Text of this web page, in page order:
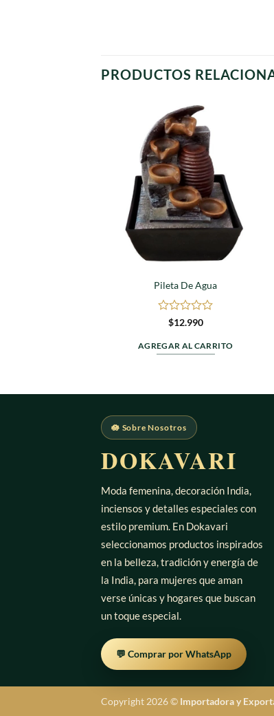
PRODUCTOS
Pileta De Agua
Valorado
0
de
$12.990
AGREGAR AL CARRITO
🪷 Sobre Nosotros
DOKAVARI
Moda femenina, decoración India,
inciensos y detalles especiales con
estilo premium. En Dokavari
seleccionamos productos inspirados
en la belleza, tradición y energía de
la India, para mujeres que aman
verse únicas y hogares que buscan
un toque especial.
💬 Comprar por WhatsApp
Copyright 2026 © Importadora y